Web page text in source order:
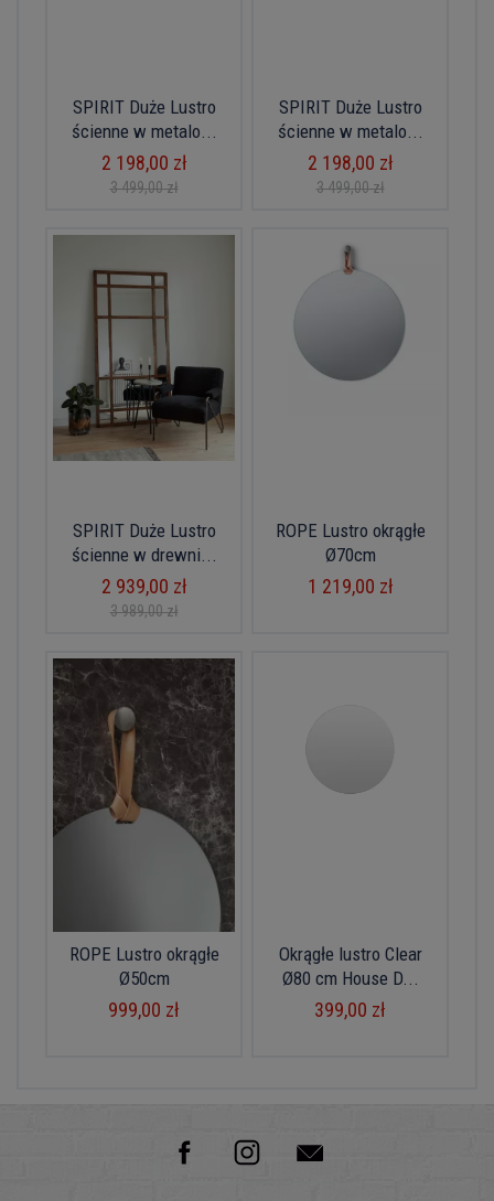
SPIRIT Duże Lustro
ścienne w metalo...
2 198,00 zł
3 499,00 zł
SPIRIT Duże Lustro
ścienne w metalo...
2 198,00 zł
3 499,00 zł
SPIRIT Duże Lustro
ścienne w drewni...
2 939,00 zł
3 989,00 zł
ROPE Lustro okrągłe
Ø70cm
1 219,00 zł
ROPE Lustro okrągłe
Ø50cm
999,00 zł
Okrągłe lustro Clear
Ø80 cm House D...
399,00 zł